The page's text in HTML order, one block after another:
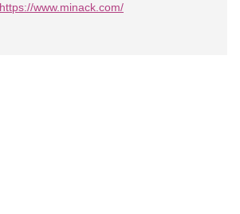
https://www.minack.com/